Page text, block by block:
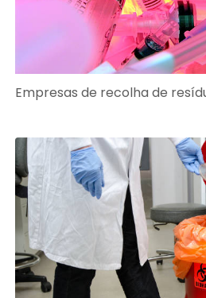
Empresas de recolha de